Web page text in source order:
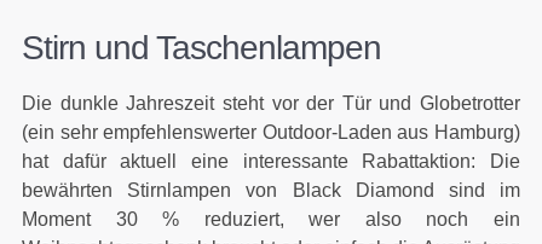
Stirn und Taschenlampen
Die dunkle Jahreszeit steht vor der Tür und Globetrotter
(ein sehr empfehlenswerter Outdoor-Laden aus Hamburg)
hat dafür aktuell eine interessante Rabattaktion: Die
bewährten Stirnlampen von Black Diamond sind im
Moment 30 % reduziert, wer also noch ein